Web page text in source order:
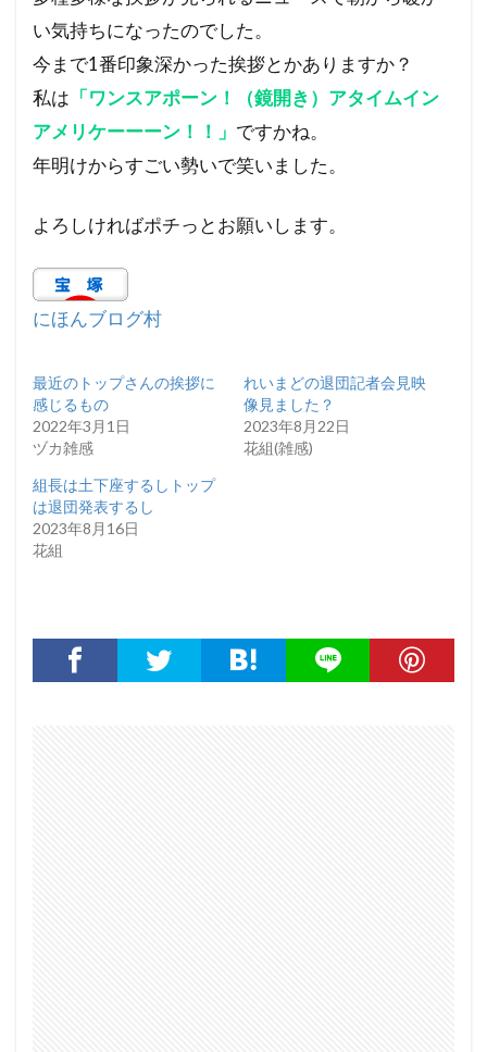
い気持ちになったのでした。
今まで1番印象深かった挨拶とかありますか？
私は 「ワンスアポーン！（鏡開き）アタイムイン
アメリケーーーン！！」 ですかね。
年明けからすごい勢いで笑いました。
よろしければポチっとお願いします。
にほんブログ村
最近のトップさんの挨拶に
感じるもの
2022年3月1日
ヅカ雑感
れいまどの退団記者会見映
像見ました？
2023年8月22日
花組(雑感)
組長は土下座するしトップ
は退団発表するし
2023年8月16日
花組